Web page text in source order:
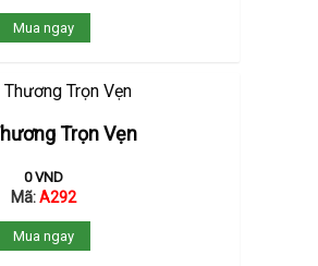
Mua ngay
Trọn Vẹn
0VND
Mã:A292
Mua ngay